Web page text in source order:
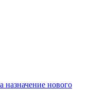
назначение нового